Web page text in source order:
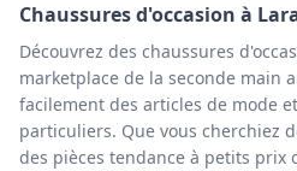
Chaussuresd'occasion à
Découvrez des chaussures
marketplace de la seconde main
facilement des articles de mode
particuliers. Que vous cherchiez
des pièces tendance à petits prix